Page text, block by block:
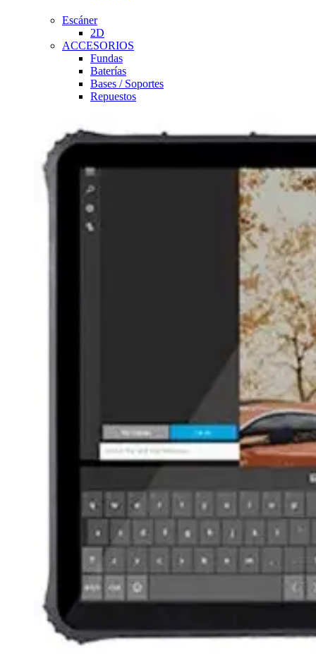
Escáner
2D
ACCESORIOS
Fundas
Baterías
Bases / Soportes
Repuestos